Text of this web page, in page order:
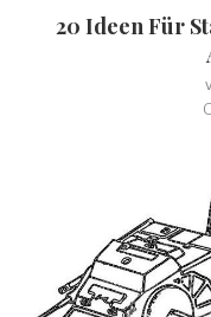
20 Ideen Für